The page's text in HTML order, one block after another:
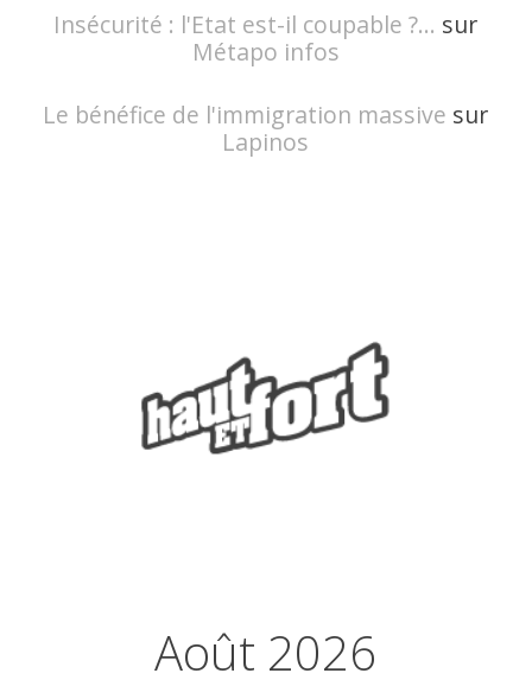
Insécurité : l'Etat est-il coupable ?... sur
Métapo infos
Le bénéfice de l'immigration massive sur
Lapinos
Août 2026